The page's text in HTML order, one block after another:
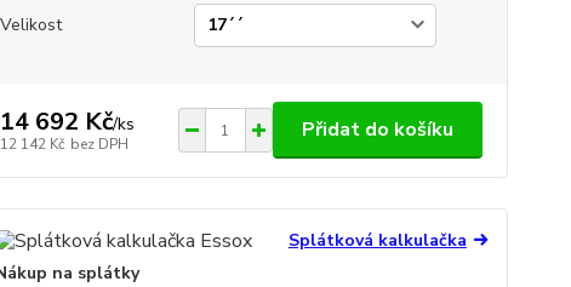
Velikost
14 692 Kč/ks
12 142 Kč bez DPH
Přidat do košíku
Splátková kalkulačka
na splátky